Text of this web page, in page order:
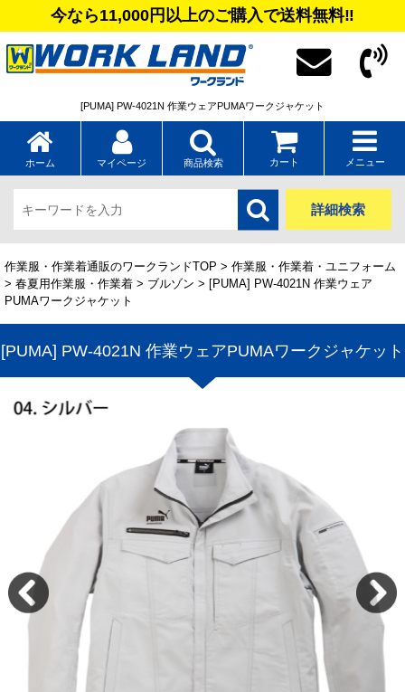
今なら11,000円以上のご購入で送料無料‼
[PUMA] PW-4021N 作業ウェアPUMAワークジャケット
ホーム マイページ 商品検索 カート メニュー
詳細検索
作業服・作業着通販のワークランドTOP > 作業服・作業着・ユニフォーム
> 春夏用作業服・作業着 > ブルゾン > [PUMA] PW-4021N 作業ウェア
PUMAワークジャケット
[PUMA] PW-4021N 作業ウェアPUMAワークジャケット